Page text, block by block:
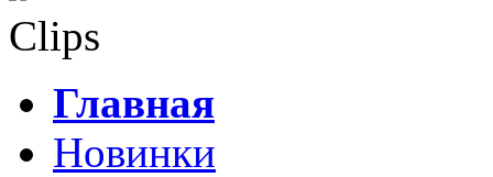
Clips
Главная
Новинки